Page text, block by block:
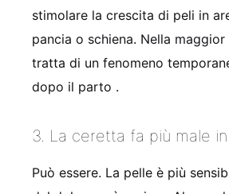
stimolare la crescita di peli in
pancia o schiena. Nella
tratta di un fenomeno
dopo il parto .
3. La ceretta fa più male
Può essere. La pelle è più